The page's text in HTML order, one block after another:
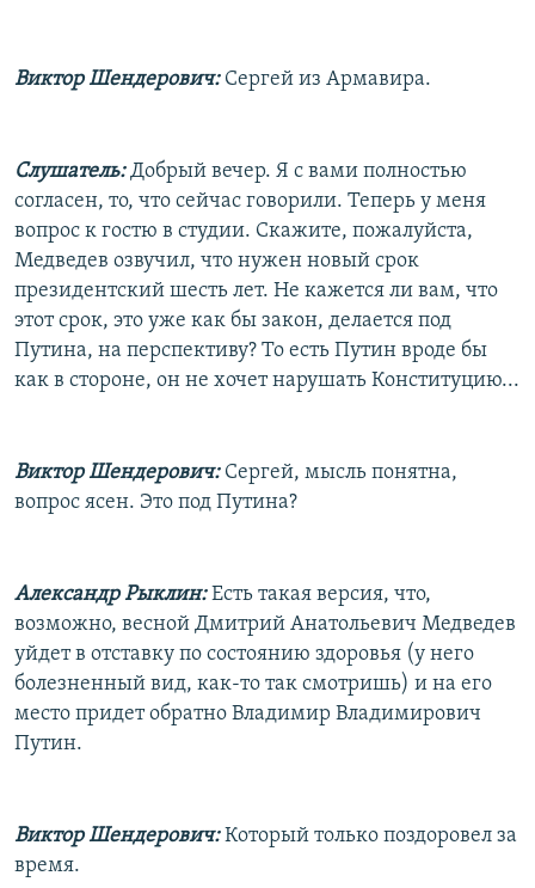
Виктор Шендерович: Сергей из Армавира.
Слушатель:Добрый вечер. Я с вами полностью
согласен, то, что сейчас говорили. Теперь у меня
вопрос к гостю в студии. Скажите, пожалуйста,
Медведев озвучил, что нужен новый срок
президентский шесть лет. Не кажется ли вам, что
этот срок, это уже как бы закон, делается под
Путина, на перспективу? То есть Путин вроде бы
как в стороне, он не хочет нарушать Конституцию...
Виктор Шендерович: Сергей, мысль понятна,
вопрос ясен. Это под Путина?
Александр Рыклин:Есть такая версия, что,
возможно, весной Дмитрий Анатольевич Медведев
уйдет в отставку по состоянию здоровья (у него
болезненный вид, как-то так смотришь) и на его
место придет обратно Владимир Владимирович
Путин.
Виктор Шендерович:Который только поздоровел за
время.